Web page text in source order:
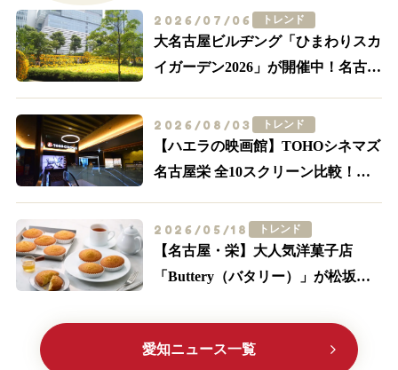
2026/07/06 トレンド
大名古屋ビルヂング「ひまわりスカ
イガーデン2026」が開催中！名古屋
2026/08/03 トレンド
【ハエラの映画館】TOHOシネマズ
名古屋栄 全10スクリーン比較！
2026/05/18 トレンド
【名古屋・栄】大人気洋菓子店
「Buttery（バタリー）」が松坂屋
に大注目
愛知ニュース一覧